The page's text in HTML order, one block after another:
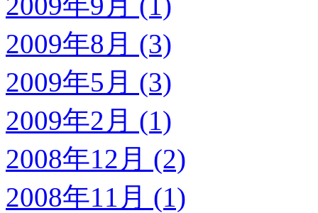
2009年8月 (3)
2009年5月 (3)
2009年2月 (1)
2008年12月 (2)
2008年11月 (1)